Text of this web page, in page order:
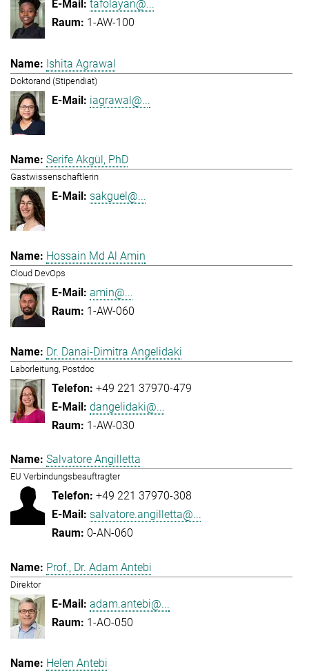
tafolayan@...
1-AW-100
Ishita Agrawal
Doktorand (Stipendiat)
iagrawal@...
Serife Akgül, PhD
Gastwissenschaftlerin
sakguel@...
Hossain Md Al Amin
Cloud DevOps
amin@...
1-AW-060
Dr. Danai-Dimitra Angelidaki
Laborleitung, Postdoc
+49 221 37970-479
dangelidaki@...
1-AW-030
Salvatore Angilletta
EU Verbindungsbeauftragter
+49 221 37970-308
salvatore.angilletta@...
0-AN-060
Prof., Dr. Adam Antebi
Direktor
adam.antebi@...
1-AO-050
Helen Antebi